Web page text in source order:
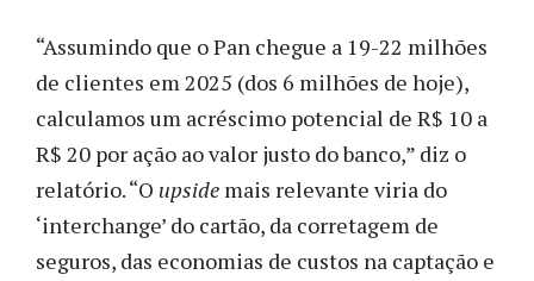
“Assumindo que o Pan chegue a 19-22 milhões
de clientes em 2025 (dos 6 milhões de hoje),
calculamos um acréscimo potencial de R$ 10 a
R$ 20 por ação ao valor justo do banco,” diz o
relatório. “O upside mais relevante viria do
‘interchange’ do cartão, da corretagem de
seguros, das economias de custos na captação e